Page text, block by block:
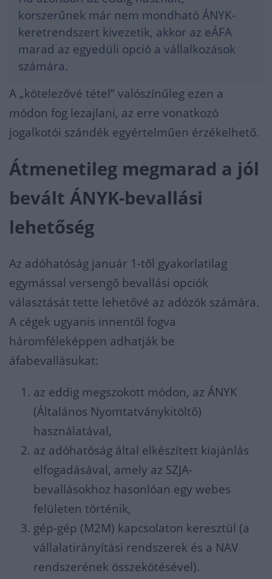
korszerűnek már nem mondható ÁNYK-
keretrendszert kivezetik, akkor az eÁFA
marad az egyedüli opció a vállalkozások
számára.
A „kötelezővé tétel” valószínűleg ezen a
módon fog lezajlani, az erre vonatkozó
jogalkotói szándék egyértelműen érzékelhető.
Átmenetileg megmarad a jól
bevált ÁNYK-bevallási
lehetőség
Az adóhatóság január 1-től gyakorlatilag
egymással versengő bevallási opciók
választását tette lehetővé az adózók számára.
A cégek ugyanis innentől fogva
háromféleképpen adhatják be
áfabevallásukat:
az eddig megszokott módon, az ÁNYK
(Általános Nyomtatványkitöltő)
használatával,
az adóhatóság által elkészített kiajánlás
elfogadásával, amely az SZJA-
bevallásokhoz hasonlóan egy webes
felületen történik,
gép-gép (M2M) kapcsolaton keresztül (a
vállalatirányítási rendszerek és a NAV
rendszerének összekötésével).